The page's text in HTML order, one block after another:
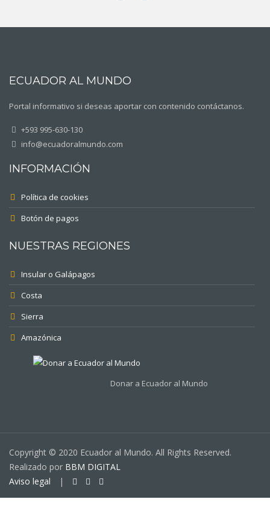
ECUADOR AL MUNDO
Portal informativo si deseas aportar con contenido contáctanos.
+593 995-630-130
info@ecuadoralmundo.com
INFORMACIÓN
Política de cookies
Botón de pagos
NUESTRAS REGIONES
Insular o Galápagos
Costa
Sierra
Amazónica
Donar a Ecuador al Mundo
Copyright © 2020 Ecuador al Mundo. All Rights Reserved.
Realizado por BBM DIGITAL
Aviso legal
|